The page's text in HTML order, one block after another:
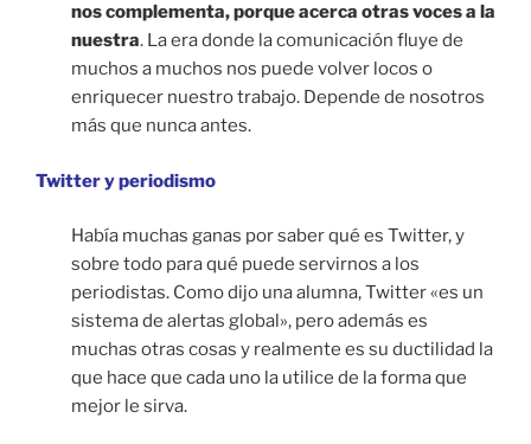
nos complementa, porque acerca otras voces a la
nuestra. La era donde la comunicación fluye de
muchos a muchos nos puede volver locos o
enriquecer nuestro trabajo. Depende de nosotros
más que nunca antes.
Twitter y periodismo
Había muchas ganas por saber qué es Twitter, y
sobre todo para qué puede servirnos a los
periodistas. Como dijo una alumna, Twitter «es un
sistema de alertas global», pero además es
muchas otras cosas y realmente es su ductilidad la
que hace que cada uno la utilice de la forma que
mejor le sirva.